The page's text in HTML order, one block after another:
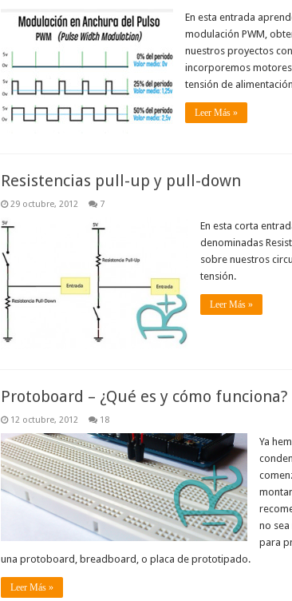
En esta entrada
modulación PWM,
nuestros proyectos
incorporemos motores
tensión de
Leer Más »
Resistencias pull-up y pull-down
29 octubre, 2012 7
En esta corta
denominadas
sobre nuestros
tensión.
Leer Más »
Protoboard – ¿Qué es y cómo funciona?
12 octubre, 2012 18
Ya
no
para
una protoboard, breadboard, o placa de prototipado.
Leer Más »